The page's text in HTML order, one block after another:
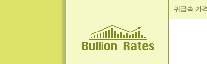
귀금속 가격